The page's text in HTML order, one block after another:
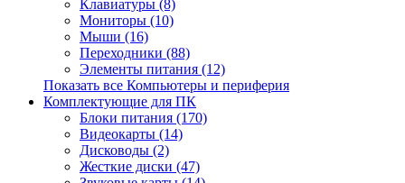
Клавиатуры (8)
Мониторы (10)
Мыши (16)
Переходники (88)
Элементы питания (12)
Показать все Компьютеры и периферия
Комплектующие для ПК
Блоки питания (170)
Видеокарты (14)
Дисководы (2)
Жесткие диски (47)